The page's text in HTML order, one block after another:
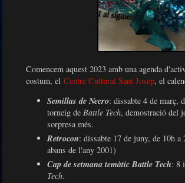
Comencem aquest 2023 amb una agenda
costum, el Centre Cultural Sant Josep, el
Semillas de Necro: dissabte 4 de març,
torneig de Battle Tech, demostració del
sorpresa més.
Retrocon: dissabte 17 de juny, de 10h
abans de l'any 2001)
Cap de setmana temàtic Battle Tech: 8
Tech.